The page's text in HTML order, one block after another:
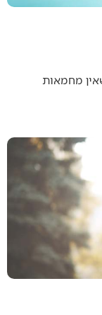
מחמאות